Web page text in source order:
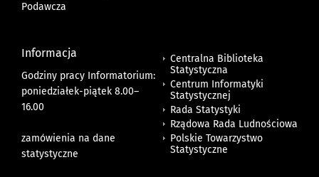
Podawcza
Informacja
Godziny pracy Informatorium:
poniedziałek-piątek 8.00–
16.00
zamówienia na dane
statystyczne
Centralna Biblioteka
Statystyczna
Centrum Informatyki
Statystycznej
Rada Statystyki
Rządowa Rada Ludnościowa
Polskie Towarzystwo
Statystyczne